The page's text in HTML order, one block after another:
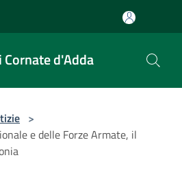
Cornate d'Adda
>
e delle Forze Armate, il